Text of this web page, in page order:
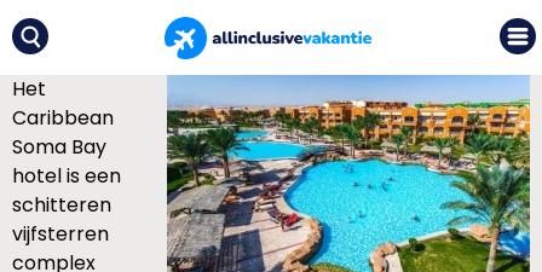
Het
Caribbean
Soma Bay
hotel is een
schitteren
vijfsterren
complex